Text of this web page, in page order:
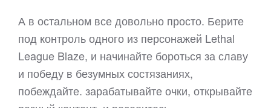
А в остальном все довольно просто. Берите
под контроль одного из персонажей Lethal
League Blaze, и начинайте бороться за славу
и победу в безумных состязаниях,
побеждайте. зарабатывайте очки, открывайте